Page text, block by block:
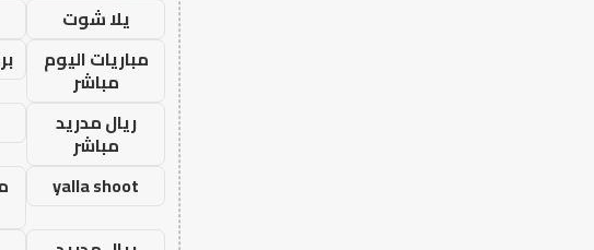
يلا شوت
مباريات اليوم
مباشر
ريال مدريد
مباشر
yalla shoot